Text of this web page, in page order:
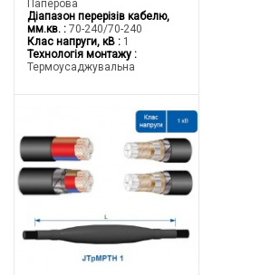
Паперова
Діапазон перерізів кабелю,
мм.кв.
70-240/70-240
Клас напруги, кВ
1
Технологія монтажу
Термоусаджувальна